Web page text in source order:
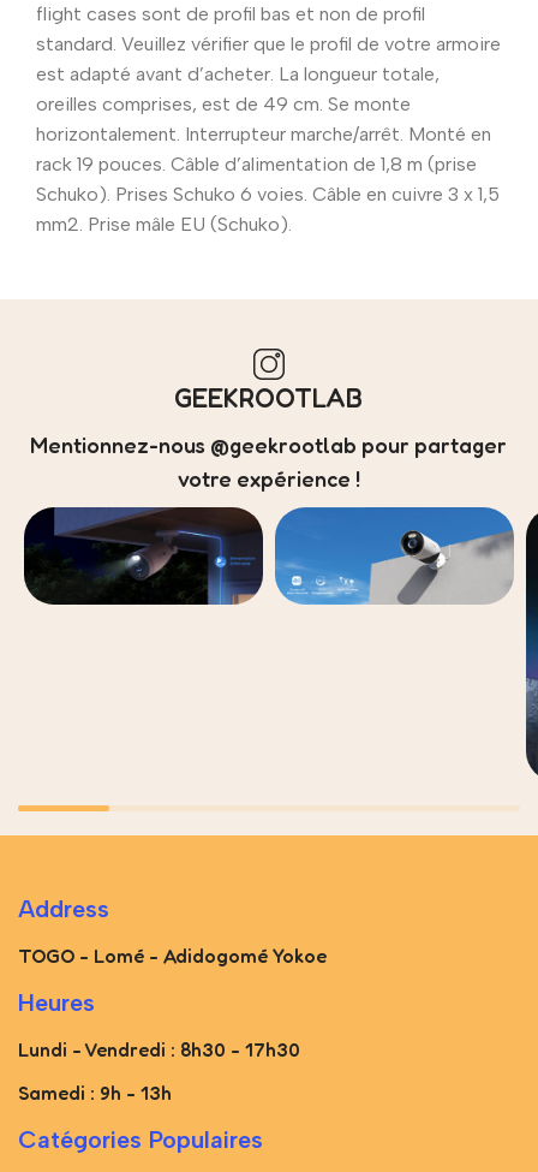
flight cases sont de profil bas et non de profil
standard. Veuillez vérifier que le profil de votre armoire
est adapté avant d’acheter. La longueur totale,
oreilles comprises, est de 49 cm. Se monte
horizontalement. Interrupteur marche/arrêt. Monté en
rack 19 pouces. Câble d’alimentation de 1,8 m (prise
Schuko). Prises Schuko 6 voies. Câble en cuivre 3 x 1,5
mm2. Prise mâle EU (Schuko).
GEEKROOTLAB
Mentionnez-nous @geekrootlab pour partager
votre expérience !
Address
TOGO - Lomé - Adidogomé Yokoe
Heures
Lundi - Vendredi : 8h30 - 17h30
Samedi : 9h - 13h
Catégories Populaires